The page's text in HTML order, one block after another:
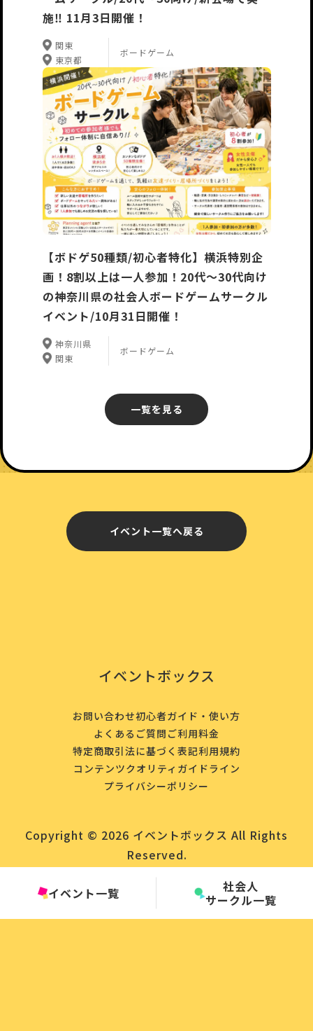
イベント一覧
社会人
サークル一覧
施‼️ 11月3日開催！
関東
東京都
ボードゲーム
【ボドゲ50種類/初心者特化】横浜特別企
画！8割以上は一人参加！20代〜30代向け
の神奈川県の社会人ボードゲームサークル
イベント/10月31日開催！
神奈川県
関東
ボードゲーム
一覧を見る
イベント一覧へ戻る
イベントボックス
お問い合わせ初心者ガイド・使い方
よくあるご質問 ご利用料金
特定商取引法に基づく表記利用規約
コンテンツクオリティガイドライン
プライバシーポリシー
Copyright © 2026 イベントボックス All Rights
Reserved.